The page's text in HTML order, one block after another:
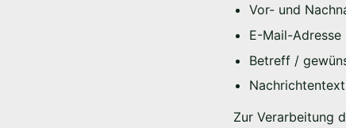
Vor- und
E-Mail-Adresse
Betreff /
Nachrichtentext
Zur Verarbeitung